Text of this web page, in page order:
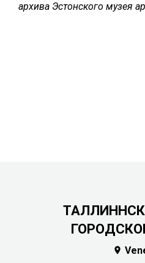
архива Эстонского музея
